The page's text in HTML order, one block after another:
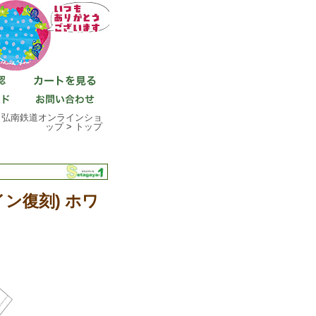
弘南鉄道オンラインショ
ップ> トップ
復刻) ホワ